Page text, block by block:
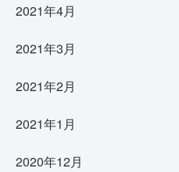
2021年4月
2021年3月
2021年2月
2021年1月
2020年12月